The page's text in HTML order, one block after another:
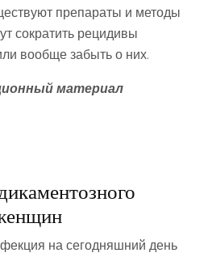
препараты и методы
сократить рецидивы
вообще забыть о них.
материал
на сегодняшний день